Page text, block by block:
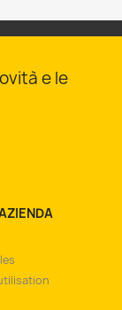
e le